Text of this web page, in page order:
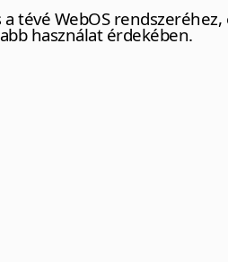
tévé WebOS rendszeréhez,
használat érdekében.